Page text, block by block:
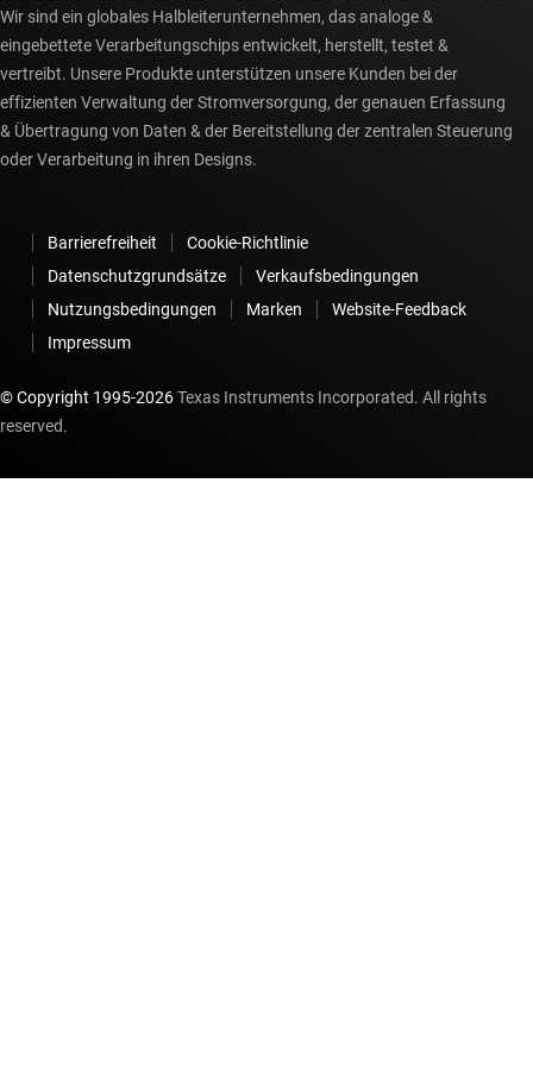
Wir sind ein globales Halbleiterunternehmen, das analoge &
eingebettete Verarbeitungschips entwickelt, herstellt, testet &
vertreibt. Unsere Produkte unterstützen unsere Kunden bei der
effizienten Verwaltung der Stromversorgung, der genauen Erfassung
& Übertragung von Daten & der Bereitstellung der zentralen Steuerung
oder Verarbeitung in ihren Designs.
Barrierefreiheit
Cookie-Richtlinie
Datenschutzgrundsätze
Verkaufsbedingungen
Nutzungsbedingungen
Marken
Website-Feedback
Impressum
© Copyright 1995-2026Texas Instruments Incorporated. All rights
reserved.